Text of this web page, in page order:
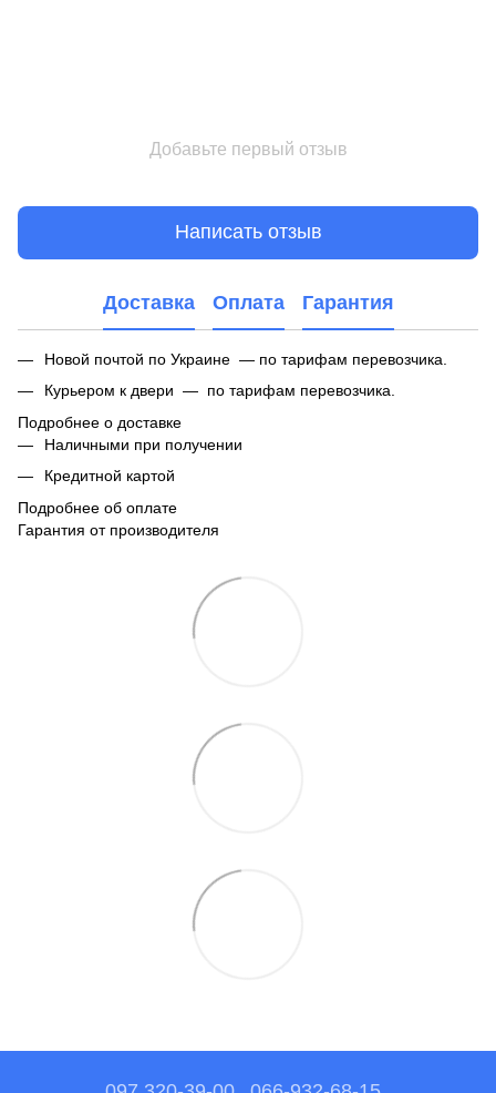
Добавьте первый отзыв
Написать отзыв
Доставка Оплата Гарантия
Новой почтой по Украине — по тарифам перевозчика.
Курьером к двери — по тарифам перевозчика.
Подробнее о доставке
Наличными при получении
Кредитной картой
Подробнее об оплате
Гарантия от производителя